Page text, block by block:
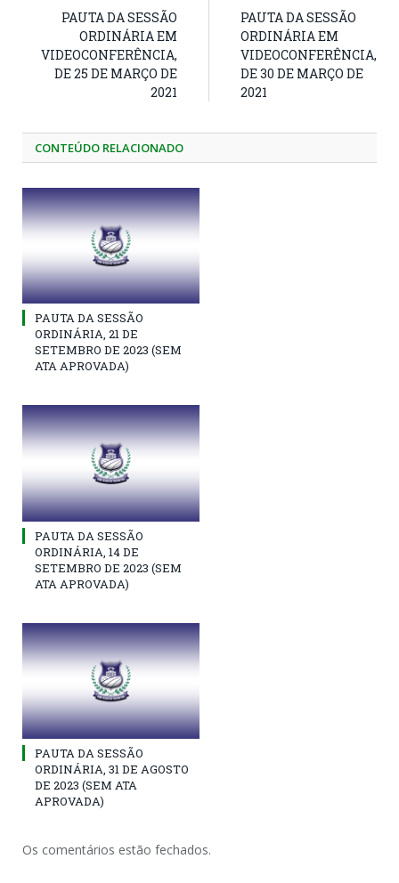
PAUTA DA SESSÃO
ORDINÁRIA EM
VIDEOCONFERÊNCIA,
DE 25 DE MARÇO DE
2021
PAUTA DA SESSÃO
ORDINÁRIA EM
VIDEOCONFERÊNCIA,
DE 30 DE MARÇO DE
2021
CONTEÚDO RELACIONADO
PAUTA DA SESSÃO
ORDINÁRIA, 21 DE
SETEMBRO DE 2023 (SEM
ATA APROVADA)
PAUTA DA SESSÃO
ORDINÁRIA, 14 DE
SETEMBRO DE 2023 (SEM
ATA APROVADA)
PAUTA DA SESSÃO
ORDINÁRIA, 31 DE AGOSTO
DE 2023 (SEM ATA
APROVADA)
Os comentários estão fechados.